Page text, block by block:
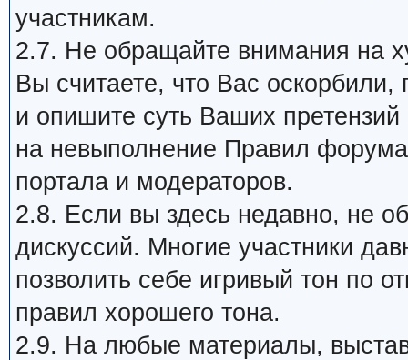
участникам.
2.7. Не обращайте внимания на
Вы считаете, что Вас
и опишите суть Ваших
на невыполнение Правил форума
портала и модераторов.
2.8. Если вы здесь недавно, не
дискуссий. Многие участники
позволить себе игривый тон по
правил хорошего тона.
2.9. На любые материалы,